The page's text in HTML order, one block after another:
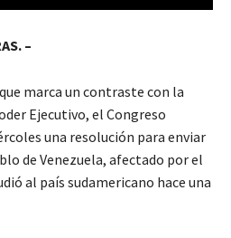
–
marca un contraste con la
Ejecutivo, el Congreso
una resolución para enviar
de Venezuela, afectado por el
al país sudamericano hace una